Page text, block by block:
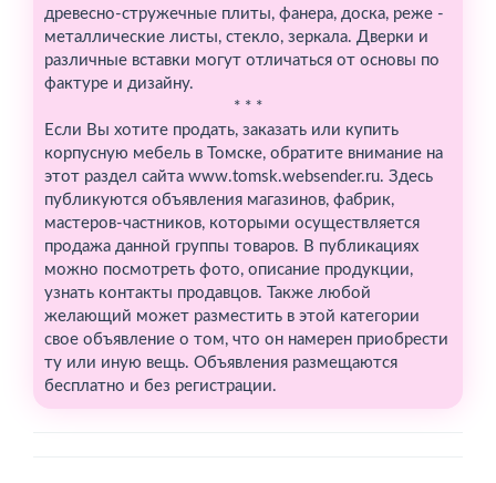
древесно-стружечные плиты, фанера, доска, реже -
металлические листы, стекло, зеркала. Дверки и
различные вставки могут отличаться от основы по
фактуре и дизайну.
* * *
Если Вы хотите продать, заказать или купить
корпусную мебель в Томске, обратите внимание на
этот раздел сайта www.tomsk.websender.ru. Здесь
публикуются объявления магазинов, фабрик,
мастеров-частников, которыми осуществляется
продажа данной группы товаров. В публикациях
можно посмотреть фото, описание продукции,
узнать контакты продавцов. Также любой
желающий может разместить в этой категории
свое объявление о том, что он намерен приобрести
ту или иную вещь. Объявления размещаются
бесплатно и без регистрации.